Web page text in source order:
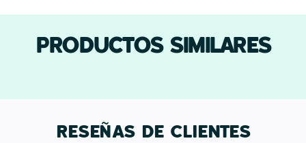
PRODUCTOS SIMILARES
RESEÑAS DE CLIENTES